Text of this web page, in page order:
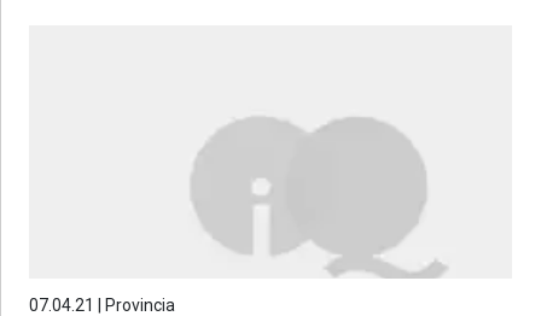
07.04.21 | Provincia